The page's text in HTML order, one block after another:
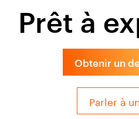
Prêt à
Obtenir un
Parler à